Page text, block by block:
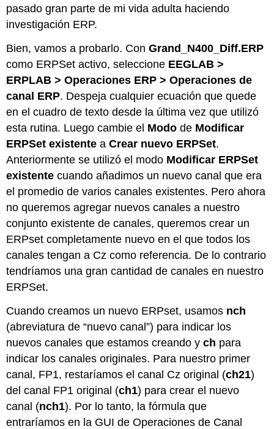
pasado gran parte de mi vida adulta haciendo
investigación ERP.
Bien, vamos a probarlo. ConGrand_N400_Diff.ERP
como ERPSet activo, seleccione EEGLAB >
ERPLAB > Operaciones ERP > Operaciones de
canal ERP. Despeja cualquier ecuación que quede
en el cuadro de texto desde la última vez que utilizó
esta rutina. Luego cambie el Modo de Modificar
ERPSet existente aCrear nuevo ERPSet.
Anteriormente se utilizó el modo Modificar ERPSet
existente cuando añadimos un nuevo canal que era
el promedio de varios canales existentes. Pero ahora
no queremos agregar nuevos canales a nuestro
conjunto existente de canales, queremos crear un
ERPset completamente nuevo en el que todos los
canales tengan a Cz como referencia. De lo contrario
tendríamos una gran cantidad de canales en nuestro
ERPSet.
Cuando creamos un nuevo ERPset, usamos nch
(abreviatura de “nuevo canal”) para indicar los
nuevos canales que estamos creando ych para
indicar los canales originales. Para nuestro primer
canal, FP1, restaríamos el canal Cz original (ch21)
del canal FP1 original (ch1) para crear el nuevo
canal (nch1). Por lo tanto, la fórmula que
entraríamos en la GUI de Operaciones de Canal